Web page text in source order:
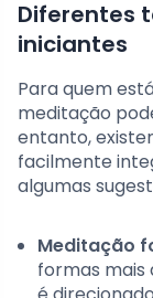
Diferentes
iniciantes
Para quem
meditação
entanto,
facilmente
algumas
Meditação
formas mais